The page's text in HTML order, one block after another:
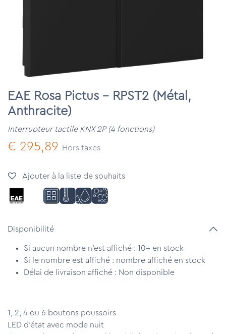
EAE Rosa Pictus - RPST2 (Métal,
Anthracite)
Interrupteur tactile KNX 2P (4 fonctions)
€ 295,89 Hors taxes
Ajouter à la liste de souhaits
Disponibilité
Si aucun nombre n'est affiché : 10+ en stock
Si le nombre est affiché : nombre affiché en stock
Délai de livraison affiché : Non disponible
1, 2, 4 ou 6 boutons poussoirs
LED d'état avec mode nuit